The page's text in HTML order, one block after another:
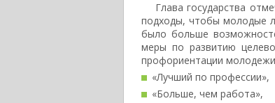
Глава государства
подходы, чтобы молодые
было больше
меры по развитию
профориентации
«Лучший по профессии»,
«Больше, чем работа»,